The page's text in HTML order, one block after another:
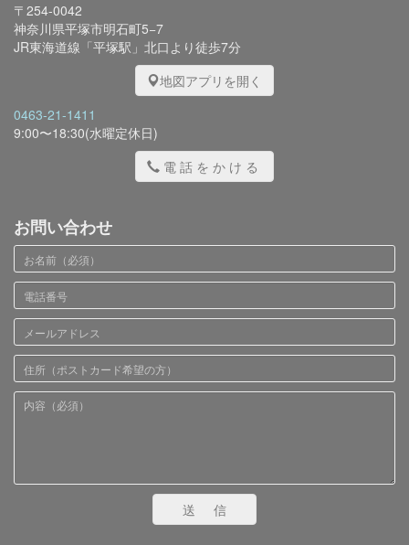
〒254-0042
神奈川県平塚市明石町5−7
JR東海道線「平塚駅」北口より徒歩7分
地図アプリを開く
0463-21-1411
9:00〜18:30(水曜定休日)
電話をかける
お問い合わせ
送信